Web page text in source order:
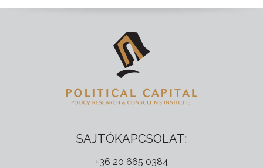
SAJTÓKAPCSOLAT:
+36 20 665 0384